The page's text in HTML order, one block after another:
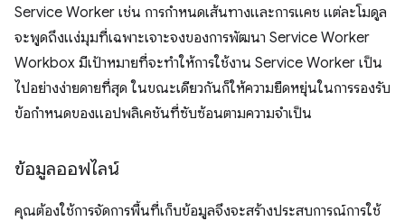
Service Worker เช่น การกำหนดเส้นทางและการแคช แต่ละโมดูล
จะพูดถึงแง่มุมที่เฉพาะเจาะจงของการพัฒนา Service Worker
Workbox มีเป้าหมายที่จะทำให้การใช้งาน Service Worker เป็น
ไปอย่างง่ายดายที่สุด ในขณะเดียวกันก็ให้ความยืดหยุ่นในการรองรับ
ข้อกำหนดของแอปพลิเคชันที่ซับซ้อนตามความจำเป็น
ข้อมูลออฟไลน์
คุณต้องใช้การจัดการพื้นที่เก็บข้อมูลจึงจะสร้างประสบการณ์การใช้